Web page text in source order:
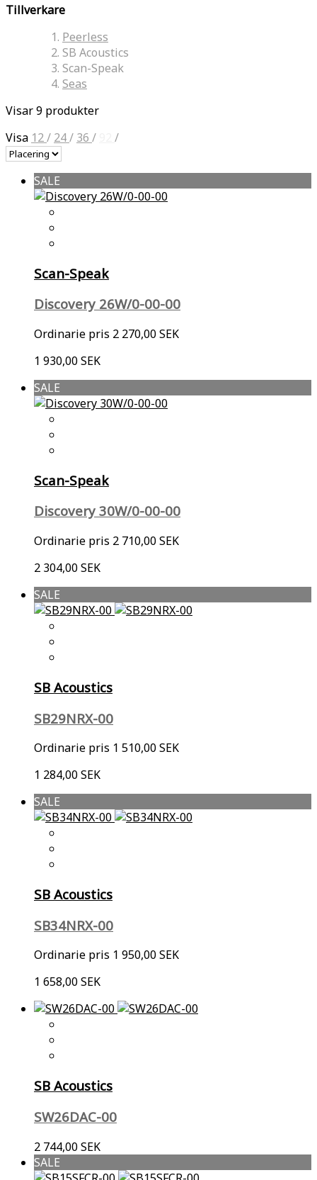
Tillverkare
Peerless
SB Acoustics
Scan-Speak
Seas
Visar 9 produkter
Visa 12/ 24/ 36 / /
SALE
Scan-Speak
Discovery 26W/0-00-00
Ordinarie pris 2 270,00 SEK
1 930,00 SEK
SALE
Scan-Speak
Discovery 30W/0-00-00
Ordinarie pris 2 710,00 SEK
2 304,00 SEK
SALE
SB Acoustics
SB29NRX-00
Ordinarie pris 1 510,00 SEK
1 284,00 SEK
SALE
SB Acoustics
SB34NRX-00
Ordinarie pris 1 950,00 SEK
1 658,00 SEK
SB Acoustics
SW26DAC-00
2 744,00 SEK
SALE